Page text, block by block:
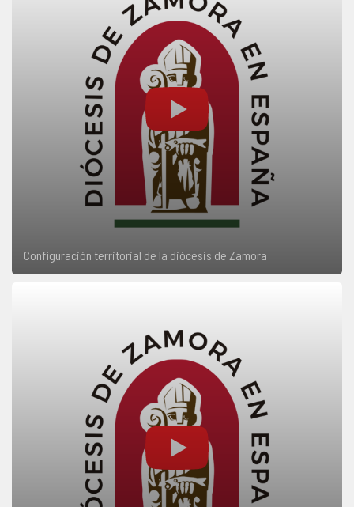
Configuración territorial de la diócesis de Zamora